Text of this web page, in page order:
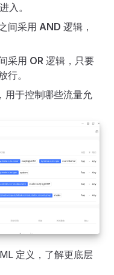
入。
间采用 AND 逻辑，
采用 OR 逻辑，只要
行。
用于控制哪些流量允
定义，了解更底层